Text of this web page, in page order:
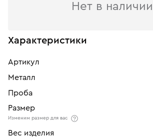
Нет в наличии
Характеристики
Артикул
Металл
Проба
Размер
Изменим размер для вас
Вес изделия